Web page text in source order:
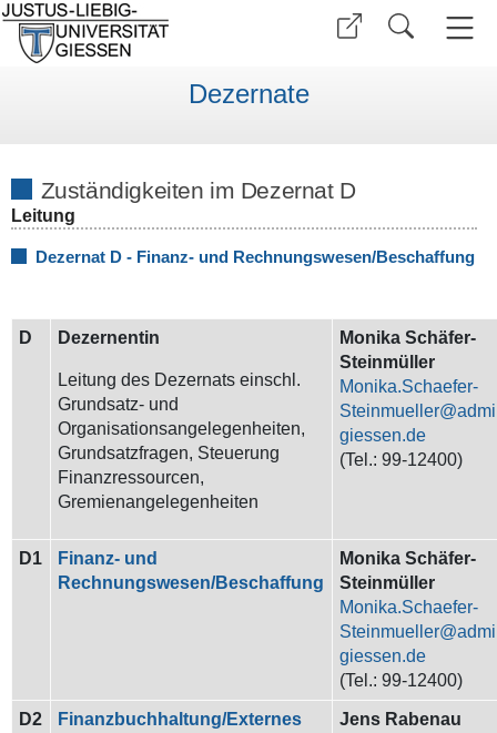
Dezernate
Zuständigkeiten im Dezernat D
Leitung
Dezernat D - Finanz- und Rechnungswesen/Beschaffung
D Dezernentin
Leitung des Dezernats einschl.
Grundsatz- und
Organisationsangelegenheiten,
Grundsatzfragen, Steuerung
Finanzressourcen,
Gremienangelegenheiten
Monika Schäfer-
Steinmüller
Monika.Schaefer-
Steinmueller
(Tel.: 99-12400)
D1
Finanz- und
Rechnungswesen/Beschaffung
Monika Schäfer-
Steinmüller
Monika.Schaefer-
Steinmueller
(Tel.: 99-12400)
D2
Finanzbuchhaltung/Externes
Jens Rabenau